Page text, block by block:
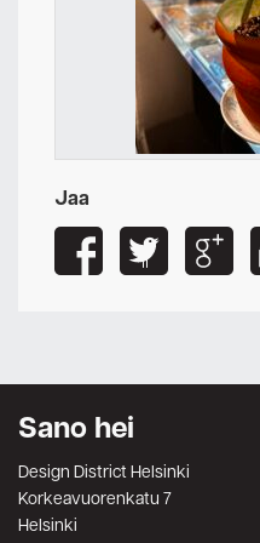
Jaa
Sano hei
Design District Helsinki
Korkeavuorenkatu 7
Helsinki